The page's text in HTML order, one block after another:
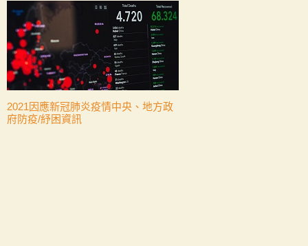
2021因應新冠肺炎疫情中央、地方政
府防疫/紓困資訊